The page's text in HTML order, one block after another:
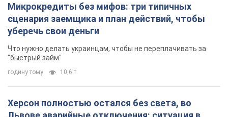
Микрокредиты без мифов: три типичных
сценария заемщика и план действий, чтобы
уберечь свои деньги
Что нужно делать украинцам, чтобы не переплачивать за
"быстрый займ"
годину тому 10,6 т.
Херсон полностью остался без света, во